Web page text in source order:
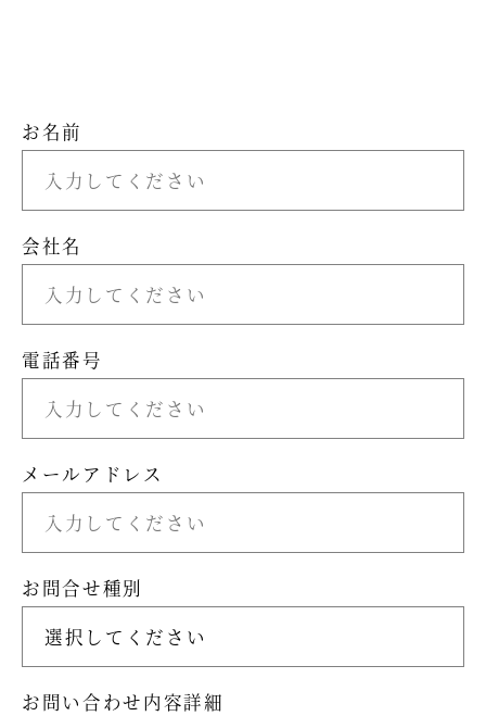
お名前
会社名
電話番号
メールアドレス
お問合せ種別
お問い合わせ内容詳細